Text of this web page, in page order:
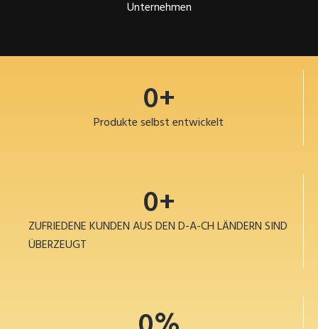
Unternehmen
Produkte selbst entwickelt
0+
ZUFRIEDENE KUNDEN AUS DEN D-A-CH LÄNDERN SIND
ÜBERZEUGT
0+